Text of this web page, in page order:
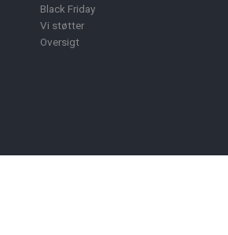
Black Friday
Vi støtter
Oversigt